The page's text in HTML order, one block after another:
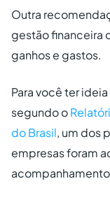
Outra
gestão financeira
ganhos e gastos.
Para você ter
segundo o
do Brasil, um dos
empresas foram